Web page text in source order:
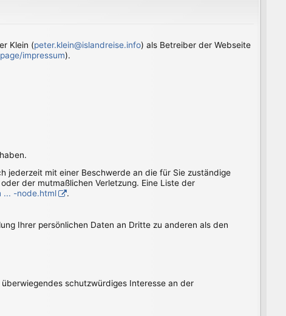
Klein (peter.klein@islandreise.info) als Betreiber der Webseite
impressum).
jederzeit mit einer Beschwerde an die für Sie zuständige
der mutmaßlichen Verletzung. Eine Liste der
... -node.html .
Ihrer persönlichen Daten an Dritte zu anderen als den
schutzwürdiges Interesse an der